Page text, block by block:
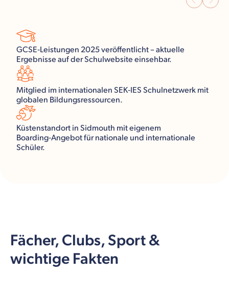
GCSE‑Leistungen 2025 veröffentlicht – aktuelle
Ergebnisse auf der Schulwebsite einsehbar.
Mitglied im internationalen SEK‑IES Schulnetzwerk mit
globalen Bildungsressourcen.
Küstenstandort in Sidmouth mit eigenem
Boarding‑Angebot für nationale und internationale
Schüler.
Fächer, Clubs, Sport &
wichtige Fakten